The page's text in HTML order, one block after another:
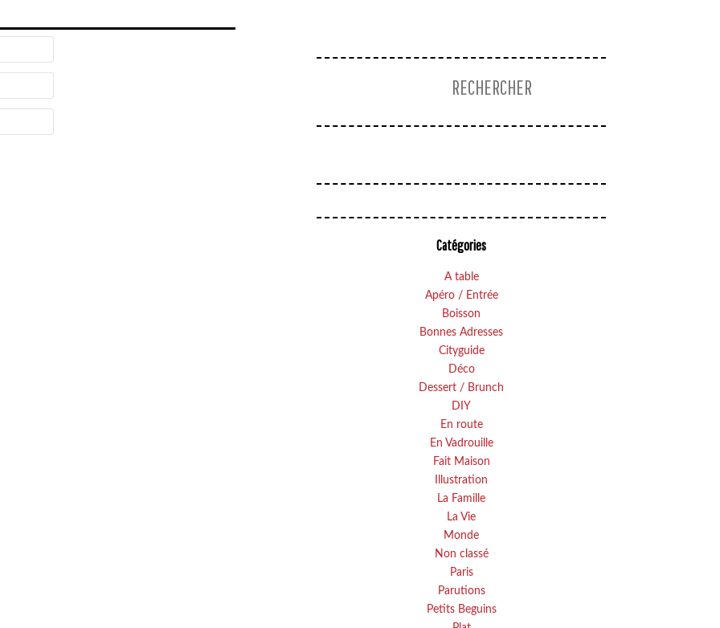
Catégories
A table
Apéro / Entrée
Boisson
Bonnes Adresses
Cityguide
Déco
Dessert / Brunch
DIY
En route
En Vadrouille
Fait Maison
Illustration
La Famille
La Vie
Monde
Non classé
Paris
Parutions
Petits Beguins